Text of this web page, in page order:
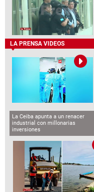
LA PRENSA VIDEOS
La Ceiba apunta a un renacer
industrial con millonarias
inversiones